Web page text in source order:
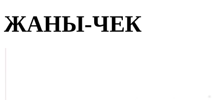
ЖАНЫ-ЧЕК